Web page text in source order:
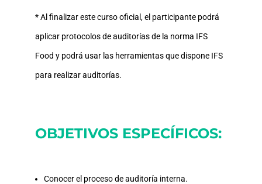
* Al finalizar este curso oficial, el participante podrá
aplicar protocolos de auditorías de la norma IFS
Food y podrá usar las herramientas que dispone IFS
para realizar auditorías.
OBJETIVOS ESPECÍFICOS:
Conocer el proceso de auditoría interna.